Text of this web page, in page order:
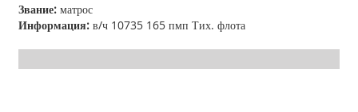
Звание: матрос
Информация: в/ч 10735 165 пмп Тих. флота